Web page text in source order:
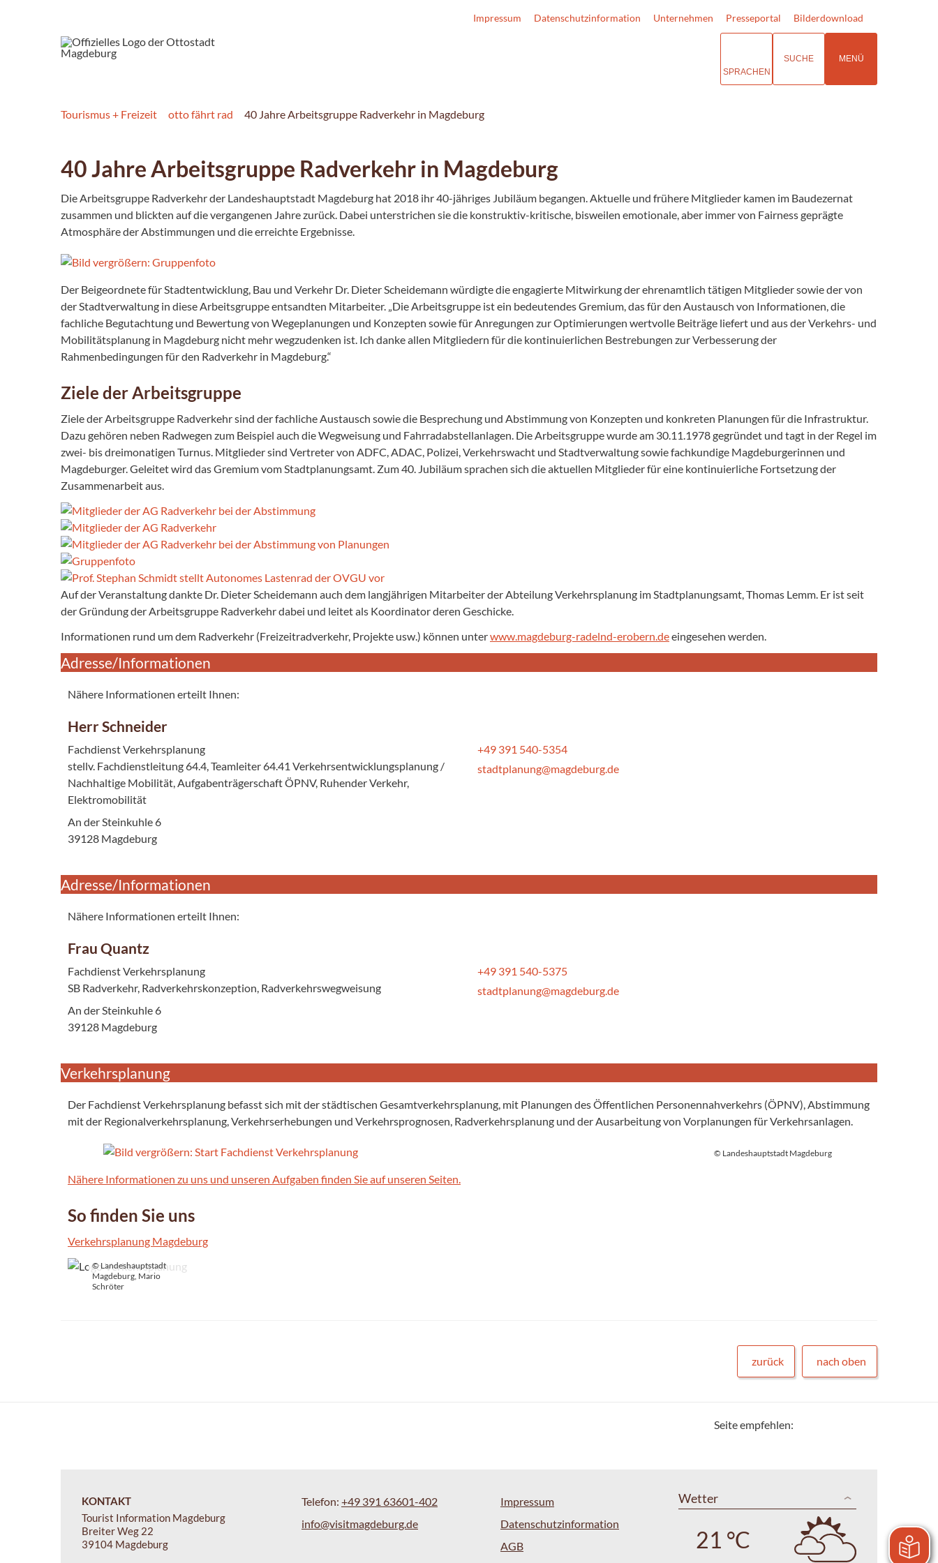
Impressum Datenschutzinformation Unternehmen Presseportal Bilderdownload
SPRACHEN
SUCHE MENÜ
Tourismus + Freizeit otto fährt rad 40 Jahre Arbeitsgruppe Radverkehr in Magdeburg
40 Jahre Arbeitsgruppe Radverkehr in Magdeburg
Die Arbeitsgruppe Radverkehr der Landeshauptstadt Magdeburg hat 2018 ihr 40-jähriges Jubiläum begangen. Aktuelle und frühere Mitglieder kamen im Baudezernat
zusammen und blickten auf die vergangenen Jahre zurück. Dabei unterstrichen sie die konstruktiv-kritische, bisweilen emotionale, aber immer von Fairness geprägte
Atmosphäre der Abstimmungen und die erreichte Ergebnisse.
Der Beigeordnete für Stadtentwicklung, Bau und Verkehr Dr. Dieter Scheidemann würdigte die engagierte Mitwirkung der ehrenamtlich tätigen Mitglieder sowie der von
der Stadtverwaltung in diese Arbeitsgruppe entsandten Mitarbeiter. „Die Arbeitsgruppe ist ein bedeutendes Gremium, das für den Austausch von Informationen, die
fachliche Begutachtung und Bewertung von Wegeplanungen und Konzepten sowie für Anregungen zur Optimierungen wertvolle Beiträge liefert und aus der Verkehrs- und
Mobilitätsplanung in Magdeburg nicht mehr wegzudenken ist. Ich danke allen Mitgliedern für die kontinuierlichen Bestrebungen zur Verbesserung der
Rahmenbedingungen für den Radverkehr in Magdeburg.“
Ziele der Arbeitsgruppe
Ziele der Arbeitsgruppe Radverkehr sind der fachliche Austausch sowie die Besprechung und Abstimmung von Konzepten und konkreten Planungen für die Infrastruktur.
Dazu gehören neben Radwegen zum Beispiel auch die Wegweisung und Fahrradabstellanlagen. Die Arbeitsgruppe wurde am 30.11.1978 gegründet und tagt in der Regel im
zwei- bis dreimonatigen Turnus. Mitglieder sind Vertreter von ADFC, ADAC, Polizei, Verkehrswacht und Stadtverwaltung sowie fachkundige Magdeburgerinnen und
Magdeburger. Geleitet wird das Gremium vom Stadtplanungsamt. Zum 40. Jubiläum sprachen sich die aktuellen Mitglieder für eine kontinuierliche Fortsetzung der
Zusammenarbeit aus.
Auf der Veranstaltung dankte Dr. Dieter Scheidemann auch dem langjährigen Mitarbeiter der Abteilung Verkehrsplanung im Stadtplanungsamt, Thomas Lemm. Er ist seit
der Gründung der Arbeitsgruppe Radverkehr dabei und leitet als Koordinator deren Geschicke.
Informationen rund um dem Radverkehr (Freizeitradverkehr, Projekte usw.) können unterwww.magdeburg-radelnd-erobern.deeingesehen werden.
Adresse/Informationen
Nähere Informationen erteilt Ihnen:
Herr Schneider
Fachdienst Verkehrsplanung
stellv. Fachdienstleitung 64.4, Teamleiter 64.41 Verkehrsentwicklungsplanung /
Nachhaltige Mobilität, Aufgabenträgerschaft ÖPNV, Ruhender Verkehr,
Elektromobilität
An der Steinkuhle 6
39128 Magdeburg
+49 391 540-5354
stadtplanung@magdeburg.de
Adresse/Informationen
Nähere Informationen erteilt Ihnen:
Frau Quantz
Fachdienst Verkehrsplanung
SB Radverkehr, Radverkehrskonzeption, Radverkehrswegweisung
An der Steinkuhle 6
39128 Magdeburg
+49 391 540-5375
stadtplanung@magdeburg.de
Verkehrsplanung
Der Fachdienst Verkehrsplanung befasst sich mit der städtischen Gesamtverkehrsplanung, mit Planungen des Öffentlichen Personennahverkehrs (ÖPNV), Abstimmung
mit der Regionalverkehrsplanung, Verkehrserhebungen und Verkehrsprognosen, Radverkehrsplanung und der Ausarbeitung von Vorplanungen für Verkehrsanlagen.
© Landeshauptstadt Magdeburg
Nähere Informationen zu uns und unseren Aufgaben finden Sie auf unseren Seiten.
So finden Sie uns
Verkehrsplanung Magdeburg
© Landeshauptstadt
Magdeburg, Mario
Schröter
zurück nach oben
Seite empfehlen:
KONTAKT
Tourist Information Magdeburg
Breiter Weg 22
39104 Magdeburg
Telefon: +49 391 63601-402
info@visitmagdeburg.de
Impressum
Datenschutzinformation
AGB
Wetter
21 °C